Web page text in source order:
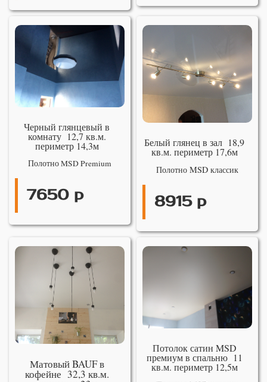
Черный глянцевый в
комнату 12,7 кв.м.
периметр 14,3м
Полотно MSD Premium
7650 р
Белый глянец в зал 18,9
кв.м. периметр 17,6м
Полотно MSD классик
8915 р
Матовый BAUF в
кофейне 32,3 кв.м.
Потолок сатин MSD
премиум в спальню 11
кв.м. периметр 12,5м